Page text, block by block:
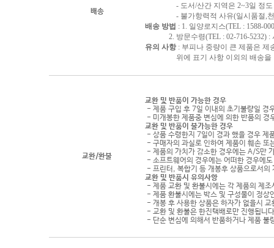
배송
- 도서/산간 지역은 2~3일 정도
- 불가항력적 사유(일시품절,천재
배송 방법 : 1. 일양로지스(TEL : 1588-
2. 방문수령(TEL : 02-716-5232) :
유의 사항: 부피나 중량이 큰 제품은 제
위에 표기 사항 이외의 배송을 원
교환/환불
교환 및 반품이 가능한 경우
- 제품 구입 후 7일 이내의 초기불량일 경
- 미개봉한 제품중 변심에 의한 반품의 경
교환 및 반품이 불가능한 경우
- 상품 수령한지 7일이 경과 했을 경우 제
- 구매자의 과실로 인하여 제품이 훼손 또
- 제품의 가치가 감소한 경우에는 A/S만
- 소프트웨어의 경우에는 어떠한 경우에
- 프린터, 복합기 등 개봉후 상품으로서의
교환 및 반품시 유의사항
- 제품 교환 및 환불시에는 각 제품의 제
- 제품 환불시에는 박스 및 구성물이 정상
- 개봉 후 사용한 상품은 하자가 없을시
- 교환 및 환불은 한진택배로만 진행됩니
- 단순 변심에 의해서 반품하거나 제품